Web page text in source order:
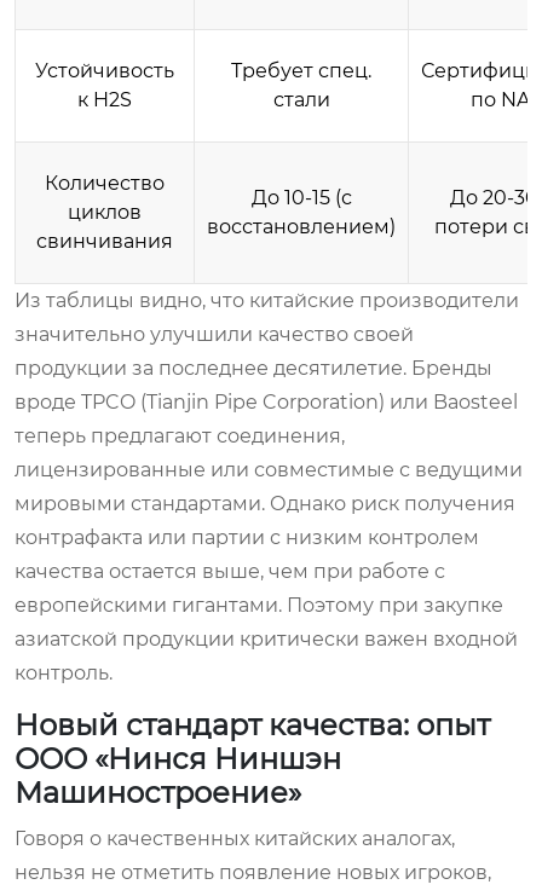
Устойчивость
к H2S
Требует спец.
стали
по
Количество
циклов
свинчивания
До 10-15 (с
восстановлением)
До 20-30
потери
Из таблицы видно, что китайские производители
значительно улучшили качество своей
продукции за последнее десятилетие. Бренды
вроде TPCO (Tianjin Pipe Corporation) или Baosteel
теперь предлагают соединения,
лицензированные или совместимые с ведущими
мировыми стандартами. Однако риск получения
контрафакта или партии с низким контролем
качества остается выше, чем при работе с
европейскими гигантами. Поэтому при закупке
азиатской продукции критически важен входной
контроль.
Новый стандарт качества: опыт
ООО «Нинся Ниншэн
Машиностроение»
Говоря о качественных китайских аналогах,
нельзя не отметить появление новых игроков,